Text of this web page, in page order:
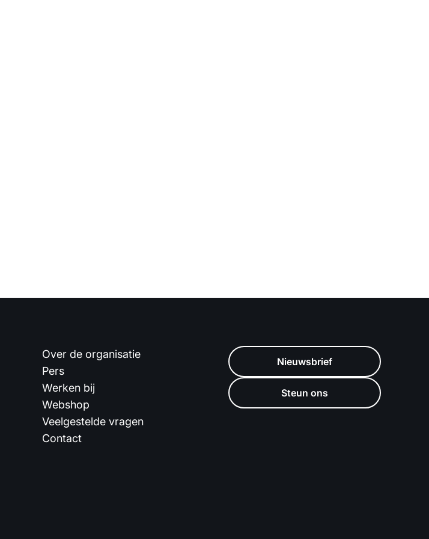
Over de organisatie
Pers
Werken bij
Webshop
Veelgestelde vragen
Contact
Nieuwsbrief
Steun ons